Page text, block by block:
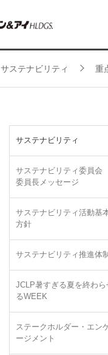
サステナビリティ 重
サステナビリティ
サステナビリティ委員会
委員長メッセージ
サステナビリティ活動基
方針
サステナビリティ推進体制
JCLP暑すぎる夏を終わら
るWEEK
ステークホルダー・エン
ージメント